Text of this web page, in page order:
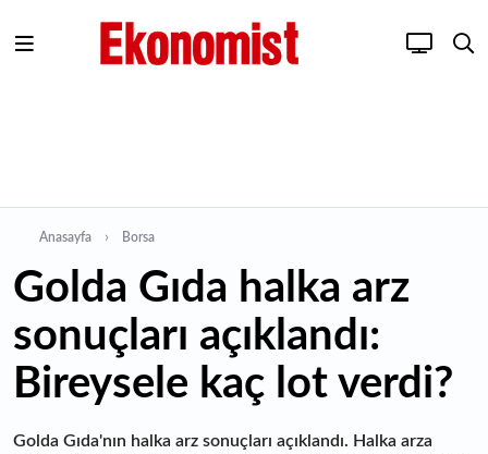
Anasayfa Borsa
Golda Gıda halka arz
sonuçları açıklandı:
Bireysele kaç lot verdi?
Golda Gıda'nın halka arz sonuçları açıklandı. Halka arza